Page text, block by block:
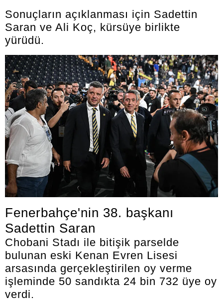
Sonuçların açıklanması için Sadettin
Saran ve Ali Koç, kürsüye birlikte
yürüdü.
Fenerbahçe'nin 38. başkanı
Sadettin Saran
Chobani Stadı ile bitişik parselde
bulunan eski Kenan Evren Lisesi
arsasında gerçekleştirilen oy verme
işleminde 50 sandıkta 24 bin 732 üye oy
verdi.